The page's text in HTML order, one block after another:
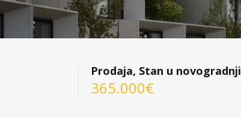
Prodaja, Stan u novogradnji
365.000€